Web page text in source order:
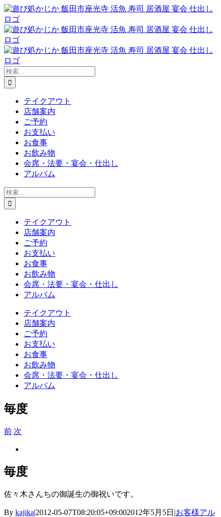
Skip
to
content
検
索
…
テイクアウト
店舗案内
ご予約
お支払い
お食事
お飲み物
会席・法要・宴会・仕出し
アルバム
検
索
…
テイクアウト
店舗案内
ご予約
お支払い
お食事
お飲み物
会席・法要・宴会・仕出し
アルバム
テイクアウト
店舗案内
ご予約
お支払い
お食事
お飲み物
会席・法要・宴会・仕出し
アルバム
毎度
前 次
Image
毎度
佐々木さんちの御誕生の御祝いです。
By kajika|2012-05-07T08:20:05+09:002012年5月5日 |お客様アル